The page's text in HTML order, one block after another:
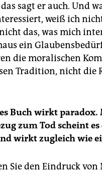
sagt er auch. Und
weiß ich
das, was mich
ein
die moralischen
Tradition, nicht die
Buch wirkt paradox.
zum Tod scheint
wirkt zugleich wie
Sie den Eindruck von